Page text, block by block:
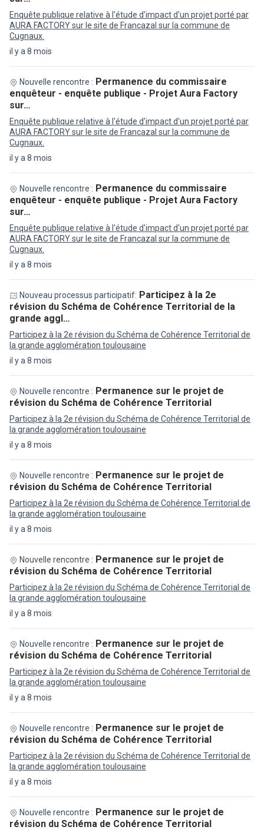
il y a 8 mois
Enquête publique relative à l'étude d'impact d'un projet porté par
AURA FACTORY sur le site de Francazal sur la commune de
Cugnaux.
il y a 8 mois
Nouvelle rencontre : Permanence du commissaire
enquêteur - enquête publique - Projet Aura Factory
sur…
Enquête publique relative à l'étude d'impact d'un projet porté par
AURA FACTORY sur le site de Francazal sur la commune de
Cugnaux.
il y a 8 mois
Nouvelle rencontre : Permanence du commissaire
enquêteur - enquête publique - Projet Aura Factory
sur…
Enquête publique relative à l'étude d'impact d'un projet porté par
AURA FACTORY sur le site de Francazal sur la commune de
Cugnaux.
il y a 8 mois
Nouveau processus participatif: Participez à la 2e
révision du Schéma de Cohérence Territorial de la
grande aggl…
Participez à la 2e révision du Schéma de Cohérence Territorial de
la grande agglomération toulousaine
il y a 8 mois
Nouvelle rencontre : Permanence sur le projet de
révision du Schéma de Cohérence Territorial
Participez à la 2e révision du Schéma de Cohérence Territorial de
la grande agglomération toulousaine
il y a 8 mois
Nouvelle rencontre : Permanence sur le projet de
révision du Schéma de Cohérence Territorial
Participez à la 2e révision du Schéma de Cohérence Territorial de
la grande agglomération toulousaine
il y a 8 mois
Nouvelle rencontre : Permanence sur le projet de
révision du Schéma de Cohérence Territorial
Participez à la 2e révision du Schéma de Cohérence Territorial de
la grande agglomération toulousaine
il y a 8 mois
Nouvelle rencontre : Permanence sur le projet de
révision du Schéma de Cohérence Territorial
Participez à la 2e révision du Schéma de Cohérence Territorial de
la grande agglomération toulousaine
il y a 8 mois
Nouvelle rencontre : Permanence sur le projet de
révision du Schéma de Cohérence Territorial
Participez à la 2e révision du Schéma de Cohérence Territorial de
la grande agglomération toulousaine
Nouvelle rencontre : Permanence sur le projet de
révision du Schéma de Cohérence Territorial